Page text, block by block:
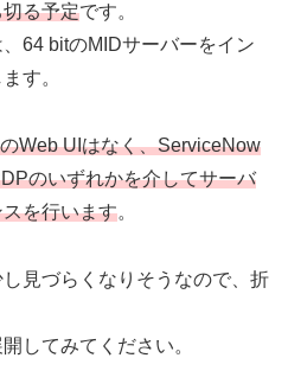
る予定です。
64 bitのMIDサーバーをイン
す。
Web UIはなく、ServiceNow
のいずれかを介してサーバ
を行います。
見づらくなりそうなので、折
してみてください。